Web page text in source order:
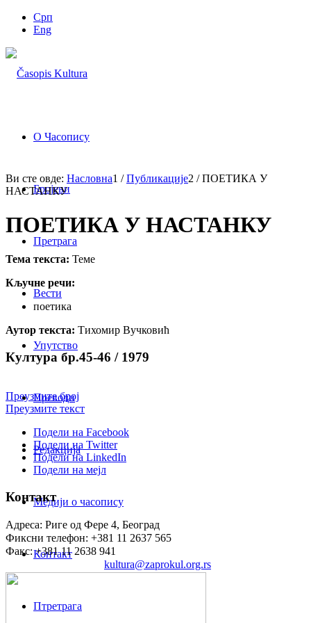
Срп
Eng
О Часопису
Бројеви
Претрага
Вести
Упутство
Преводи
Редакција
Медији о часопису
Контакт
Птретрага
Ви сте овде: Насловна1 / Публикације2 / ПОЕТИКА У
НАСТАНКУ
ПОЕТИКА У НАСТАНКУ
Тема текста: Теме
Кључне речи:
поетика
Аутор текста: Тихомир Вучковић
Култура бр.45-46 / 1979
Преузмите број
Преузмите текст
Подели на Facebook
Подели на Twitter
Подели на LinkedIn
Подели на мејл
Контакт
Адреса: Риге од Фере 4, Београд
Фиксни телефон: +381 11 2637 565
Факс: +381 11 2638 941
kultura@zaprokul.org.rs